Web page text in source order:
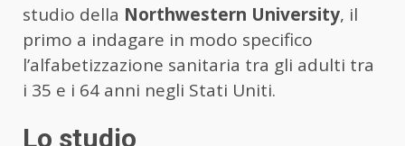
studio della Northwestern University, il
primo a indagare in modo specifico
l’alfabetizzazione sanitaria tra gli adulti tra
i 35 e i 64 anni negli Stati Uniti.
Lo studio